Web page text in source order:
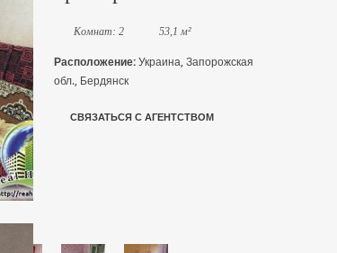
Комнат: 2 53,1 м²
Расположение: Украина, Запорожская
обл., Бердянск
СВЯЗАТЬСЯ С АГЕНТСТВОМ